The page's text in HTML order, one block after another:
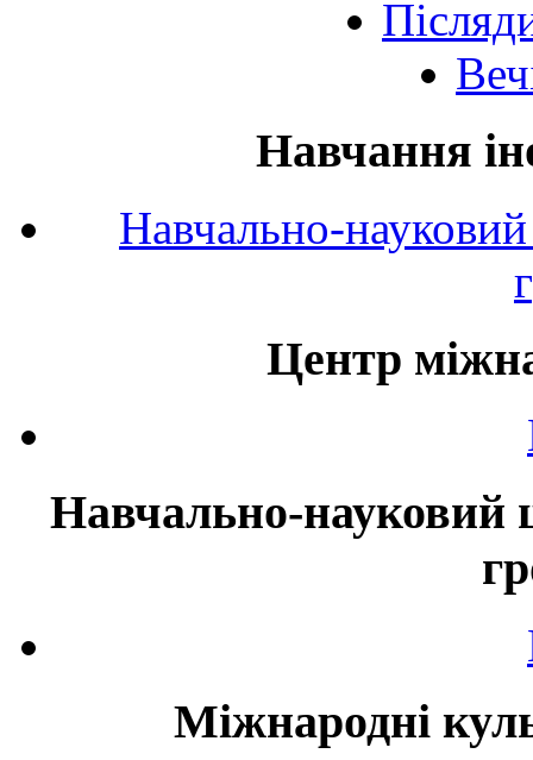
Навчання
Навчально-
Центр
Навчально-науковий
Міжнародні